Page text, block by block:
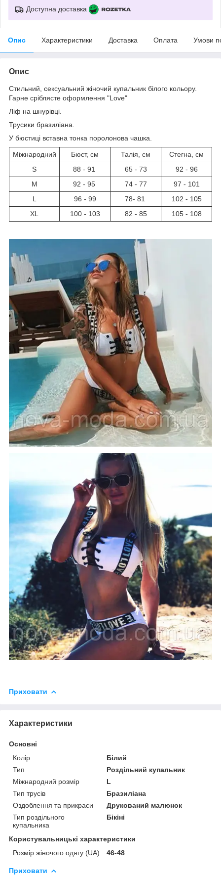
Доступна доставка
Опис Характеристики Доставка Оплата Умови
Опис
Стильний, сексуальний жіночий купальник білого кольору.
Гарне сріблясте оформлення "Love"
Ліф на шнурівці.
Трусики бразиліана.
У бюстиці вставна тонка поролонова чашка.
Міжнародний Бюст, см Талія, см
Стегна, см
S
88 - 91 65 - 73
92 - 96
М
92 - 95 74 - 77
97 - 101
L
96 - 99 78- 81
102 - 105
XL
100 - 103 82 - 85 105 - 108
Приховати
Характеристики
Основні
Колір
Білий
Тип
Роздільний купальник
Міжнародний розмір
L
Тип трусів
Бразиліана
Оздоблення та прикраси
Друкований малюнок
Тип роздільного
купальника
Бікіні
Користувальницькі характеристики
Розмір жіночого одягу (UA)
46-48
Приховати